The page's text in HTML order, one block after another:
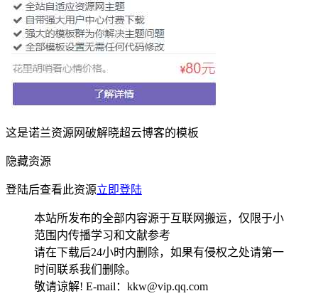
这是诺兰资源网破解晓超云博客的模板
隐藏资源
登陆后查看此资源立即登陆
本站所发布的全部内容源于互联网搬运，仅限于小
范围内传播学习和文献参考
请在下载后24小时内删除，如果有侵权之处请第一
时间联系我们删除。
敬请谅解! E-mail：kkw@vip.qq.com